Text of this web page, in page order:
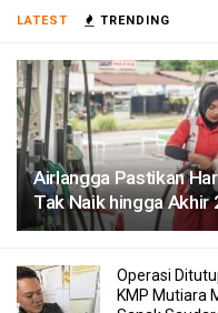
LATEST TRENDING
Airlangga Pastikan
Tak Naik hingga Akhir
Operasi
KMP Mutiara